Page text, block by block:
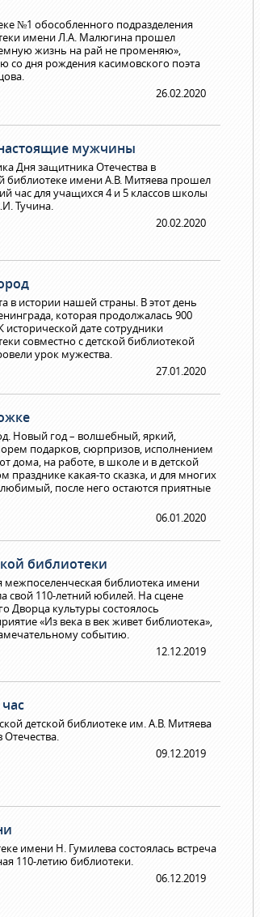
№1 обособленного подразделения
имени Л.А. Малюгина прошел
жизнь на рай не променяю»,
со дня рождения касимовского поэта
26.02.2020
мужчины
Дня защитника Отечества в
библиотеке имени А.В. Митяева прошел
час для учащихся 4 и 5 классов школы
Тучина.
20.02.2020
в истории нашей страны. В этот день
которая продолжалась 900
исторической дате сотрудники
совместно с детской библиотекой
урок мужества.
27.01.2020
Новый год – волшебный, яркий,
подарков, сюрпризов, исполнением
дома, на работе, в школе и в детской
празднике какая-то сказка, и для многих
после него остаются приятные
06.01.2020
библиотеки
межпоселенческая библиотека имени
свой 110-летний юбилей. На сцене
Дворца культуры состоялось
«Из века в век живет библиотека»,
событию.
12.12.2019
детской библиотеке им. А.В. Митяева
09.12.2019
имени Н. Гумилева состоялась встреча
110-летию библиотеки.
06.12.2019